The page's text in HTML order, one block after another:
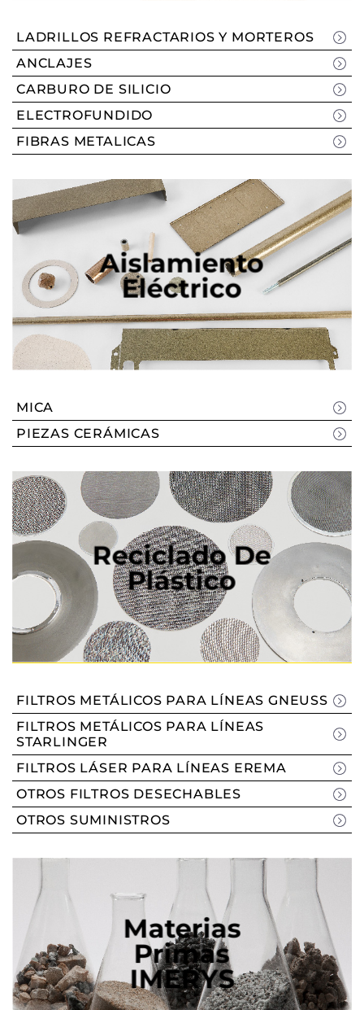
LADRILLOS REFRACTARIOS Y MORTEROS
ANCLAJES
CARBURO DE SILICIO
ELECTROFUNDIDO
FIBRAS METALICAS
Aislamiento
Eléctrico
MICA
PIEZAS CERÁMICAS
Reciclado De
Plástico
FILTROS METÁLICOS PARA LÍNEAS GNEUSS
FILTROS METÁLICOS PARA LÍNEAS
STARLINGER
FILTROS LÁSER PARA LÍNEAS EREMA
OTROS FILTROS DESECHABLES
OTROS SUMINISTROS
Materias
Primas
IMERYS